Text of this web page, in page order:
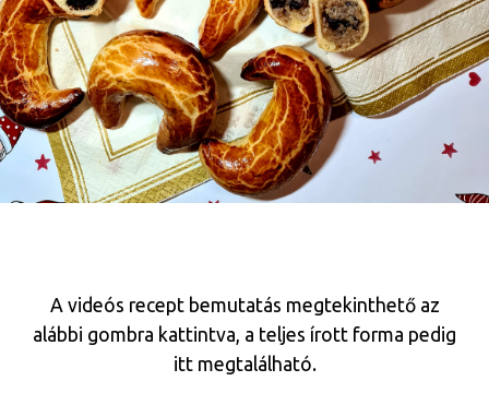
A videós recept bemutatás megtekinthető az
alábbi gombra kattintva, a teljes írott forma pedig
itt megtalálható.